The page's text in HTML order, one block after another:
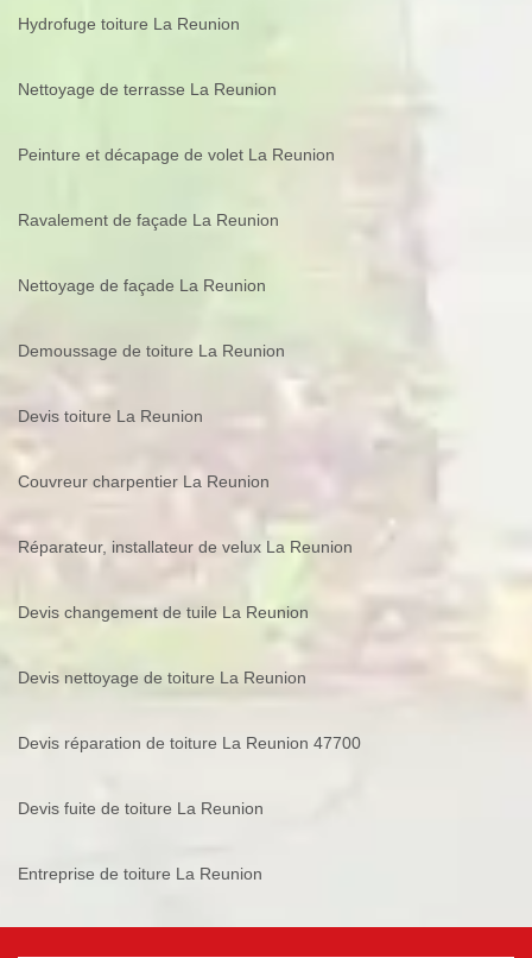
Hydrofuge toiture La Reunion
Nettoyage de terrasse La Reunion
Peinture et décapage de volet La Reunion
Ravalement de façade La Reunion
Nettoyage de façade La Reunion
Demoussage de toiture La Reunion
Devis toiture La Reunion
Couvreur charpentier La Reunion
Réparateur, installateur de velux La Reunion
Devis changement de tuile La Reunion
Devis nettoyage de toiture La Reunion
Devis réparation de toiture La Reunion 47700
Devis fuite de toiture La Reunion
Entreprise de toiture La Reunion